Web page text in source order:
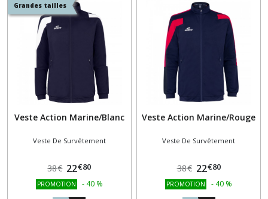
Grandes tailles
Veste Action Marine/Blanc
Veste De Survêtement
38€ 22€80
PROMOTION - 40 %
Veste Action Marine/Rouge
Veste De Survêtement
38€ 22€80
PROMOTION - 40 %
SWEAT
COL
DE
SHIRTS